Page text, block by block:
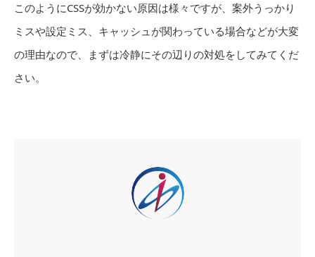
このようにCSSが効かない原因は様々ですが、案外うっかり
ミスや設定ミス、キャッシュが関わっている場合などが大変
の理由なので、まずは冷静にその辺りの対処をしてみてくだ
さい。